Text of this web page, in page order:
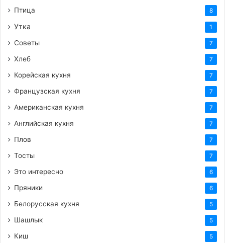
Птица 8
Утка 1
Советы 7
Хлеб 7
Корейская кухня 7
Французская кухня 7
Американская кухня 7
Английская кухня 7
Плов 7
Тосты 7
Это интересно 6
Пряники 6
Белорусская кухня 5
Шашлык 5
Киш 5